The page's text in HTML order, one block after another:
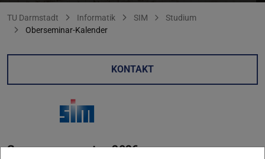
Sie befinden sich hier:
TU Darmstadt Informatik SIM
Studium
Oberseminar-Kalender
KONTAKT
Sommersemester 2026